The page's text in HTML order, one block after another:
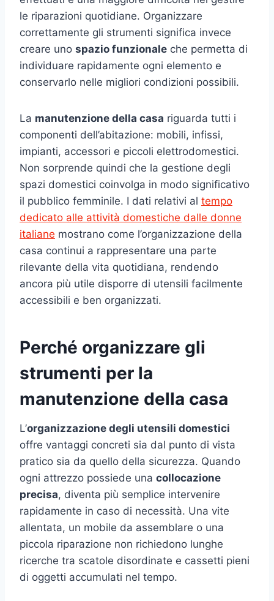
le riparazioni quotidiane. Organizzare
correttamente gli strumenti significa invece
creare uno spazio funzionale che permetta di
individuare rapidamente ogni elemento e
conservarlo nelle migliori condizioni possibili.
La manutenzione della casa riguarda tutti i
componenti dell’abitazione: mobili, infissi,
impianti, accessori e piccoli elettrodomestici.
Non sorprende quindi che la gestione degli
spazi domestici coinvolga in modo significativo
il pubblico femminile. I dati relativi al tempo
dedicato alle attività domestiche dalle donne
italiane mostrano come l’organizzazione della
casa continui a rappresentare una parte
rilevante della vita quotidiana, rendendo
ancora più utile disporre di utensili facilmente
accessibili e ben organizzati.
Perché organizzare gli
strumenti per la
manutenzione della casa
L’organizzazione degli utensili domestici
offre vantaggi concreti sia dal punto di vista
pratico sia da quello della sicurezza. Quando
ogni attrezzo possiede una collocazione
precisa, diventa più semplice intervenire
rapidamente in caso di necessità. Una vite
allentata, un mobile da assemblare o una
piccola riparazione non richiedono lunghe
ricerche tra scatole disordinate e cassetti pieni
di oggetti accumulati nel tempo.